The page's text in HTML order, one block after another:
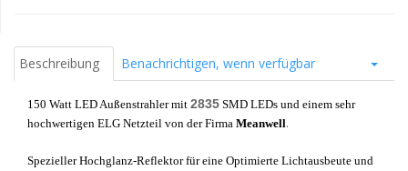
Beschreibung Benachrichtigen, wenn verfügbar
150 Watt LED Außenstrahler mit 2835 SMD LEDs und einem sehr
hochwertigen ELG Netzteil von der Firma Meanwell.
Spezieller Hochglanz-Reflektor für eine Optimierte Lichtausbeute und